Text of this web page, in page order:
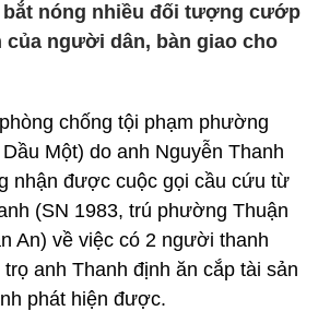
nóng nhiều đối tượng cướp
của người dân, bàn giao cho
chống tội phạm phường
Một) do anh Nguyễn Thanh
nhận được cuộc gọi cầu cứu từ
(SN 1983, trú phường Thuận
An) về việc có 2 người thanh
anh Thanh định ăn cắp tài sản
phát hiện được.